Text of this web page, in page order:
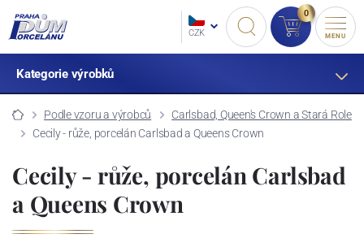
CZK
0
MENU
Kategorie výrobků
Podle vzoru a výrobců
Carlsbad, Queen's Crown a Stará Role
Cecily - růže, porcelán Carlsbad a Queens Crown
Cecily - růže, porcelán Carlsbad
a Queens Crown